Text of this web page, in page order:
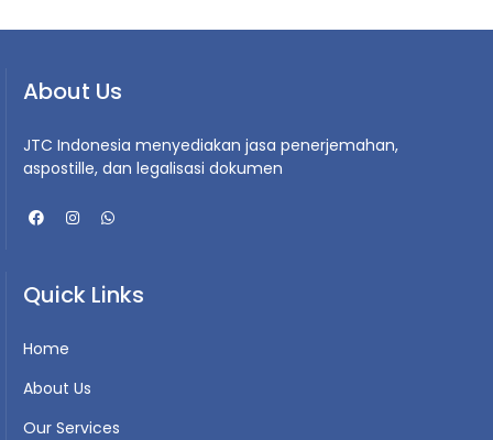
About Us
JTC Indonesia menyediakan jasa penerjemahan,
aspostille, dan legalisasi dokumen
Quick Links
Home
About Us
Our Services